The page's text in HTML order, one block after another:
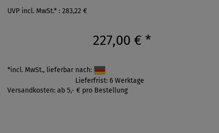
UVP incl. MwSt.* : 283,22 €
227,00 € *
*incl. MwSt., lieferbar nach:
Lieferfrist: 6 Werktage
Versandkosten: ab 5,- € pro Bestellung